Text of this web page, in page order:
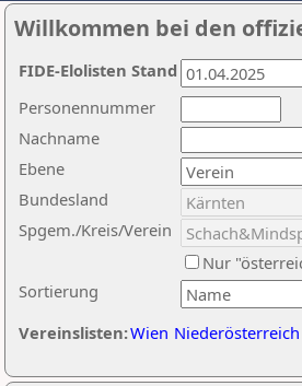
Willkommen bei den
Nachname
Ebene
Sortierung
Personennummer
Bundesland
Spgem./Kreis/Verein
Nur
Vereinslisten:Wien Niederösterreich
FIDE-Elolisten Stand